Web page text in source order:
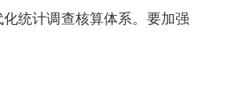
统计调查核算体系。要加强